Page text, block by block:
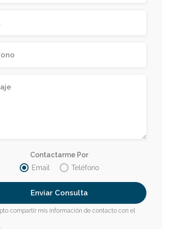
Contactarme Por
Email
Teléfono
compartir mis información de contacto con el